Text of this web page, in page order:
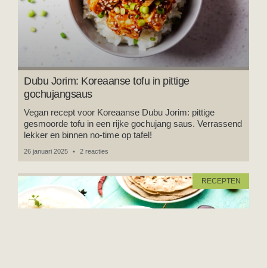
Dubu Jorim: Koreaanse tofu in pittige
gochujangsaus
Vegan recept voor Koreaanse Dubu Jorim: pittige
gesmoorde tofu in een rijke gochujang saus. Verrassend
lekker en binnen no-time op tafel!
26 januari 2025 2 reacties
RECEPTEN